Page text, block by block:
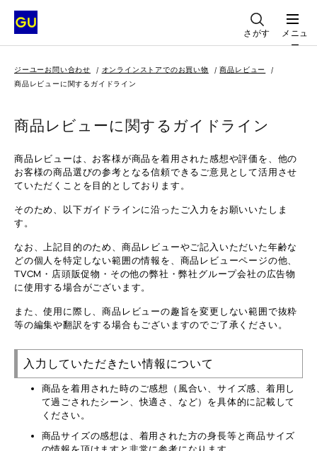
さがす
メニュ
ー
ジーユーお問い合わせ オンラインストアでのお買い物
商品レビュー
商品レビューに関するガイドライン
商品レビューに関するガイドライン
商品レビューは、お客様が商品を着用された感想や評価を、他の
お客様の商品選びの参考となる信頼できるご意見として活用させ
ていただくことを目的としております。
そのため、以下ガイドラインに沿ったご入力をお願いいたしま
す。
なお、上記目的のため、商品レビューやご記入いただいた年齢な
どの個人を特定しない範囲の情報を、商品レビューページの他、
TVCM・店頭販促物・その他の弊社・弊社グループ会社の広告物
に使用する場合がございます。
また、使用に際し、商品レビューの趣旨を変更しない範囲で抜粋
等の編集や翻訳をする場合もございますのでご了承ください。
入力していただきたい情報について
商品を着用された時のご感想（風合い、サイズ感、着用し
て過ごされたシーン、快適さ、など）を具体的に記載して
ください。
商品サイズの感想は、着用された方の身長等と商品サイズ